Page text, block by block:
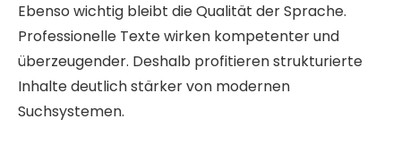
Ebenso wichtig bleibt die Qualität der Sprache.
Professionelle Texte wirken kompetenter und
überzeugender. Deshalb profitieren strukturierte
Inhalte deutlich stärker von modernen
Suchsystemen.